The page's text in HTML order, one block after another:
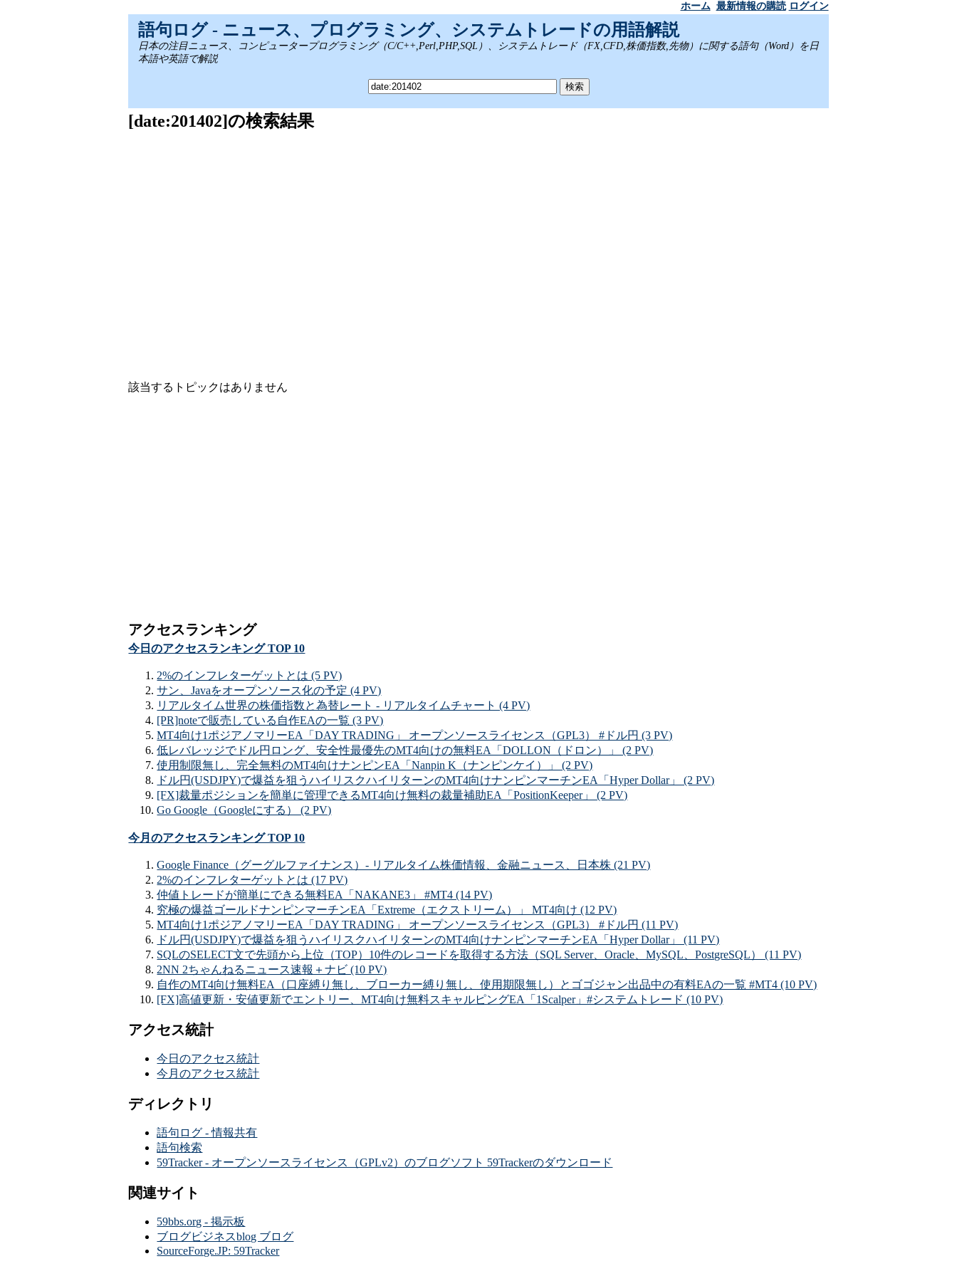
ホーム 最新情報の購読 ログイン
語句ログ - ニュース、プログラミング、システムトレードの用語解説
日本の注目ニュース、コンピュータープログラミング（C/C++,Perl,PHP,SQL）、システムトレード（FX,CFD,株価指数,先物）に関する語句（Word）を日
本語や英語で解説
[date:201402]の検索結果
該当するトピックはありません
アクセスランキング
今日のアクセスランキング TOP 10
2%のインフレターゲットとは (5 PV)
サン、Javaをオープンソース化の予定 (4 PV)
リアルタイム世界の株価指数と為替レート - リアルタイムチャート (4 PV)
[PR]noteで販売している自作EAの一覧 (3 PV)
MT4向け1ポジアノマリーEA「DAY TRADING」 オープンソースライセンス（GPL3） #ドル円 (3 PV)
低レバレッジでドル円ロング、安全性最優先のMT4向けの無料EA「DOLLON（ドロン）」 (2 PV)
使用制限無し、完全無料のMT4向けナンピンEA「Nanpin K（ナンピンケイ）」 (2 PV)
ドル円(USDJPY)で爆益を狙うハイリスクハイリターンのMT4向けナンピンマーチンEA「Hyper Dollar」 (2 PV)
[FX]裁量ポジションを簡単に管理できるMT4向け無料の裁量補助EA「PositionKeeper」 (2 PV)
Go Google（Googleにする） (2 PV)
今月のアクセスランキング TOP 10
Google Finance（グーグルファイナンス）- リアルタイム株価情報、金融ニュース、日本株 (21 PV)
2%のインフレターゲットとは (17 PV)
仲値トレードが簡単にできる無料EA「NAKANE3」 #MT4 (14 PV)
究極の爆益ゴールドナンピンマーチンEA「Extreme（エクストリーム）」 MT4向け (12 PV)
MT4向け1ポジアノマリーEA「DAY TRADING」 オープンソースライセンス（GPL3） #ドル円 (11 PV)
ドル円(USDJPY)で爆益を狙うハイリスクハイリターンのMT4向けナンピンマーチンEA「Hyper Dollar」 (11 PV)
SQLのSELECT文で先頭から上位（TOP）10件のレコードを取得する方法（SQL Server、Oracle、MySQL、PostgreSQL） (11 PV)
2NN 2ちゃんねるニュース速報＋ナビ (10 PV)
自作のMT4向け無料EA（口座縛り無し、ブローカー縛り無し、使用期限無し）とゴゴジャン出品中の有料EAの一覧 #MT4 (10 PV)
[FX]高値更新・安値更新でエントリー、MT4向け無料スキャルピングEA「1Scalper」#システムトレード (10 PV)
アクセス統計
今日のアクセス統計
今月のアクセス統計
ディレクトリ
語句ログ - 情報共有
語句検索
59Tracker - オープンソースライセンス（GPLv2）のブログソフト 59Trackerのダウンロード
関連サイト
59bbs.org - 掲示板
ブログビジネスblog ブログ
SourceForge.JP: 59Tracker